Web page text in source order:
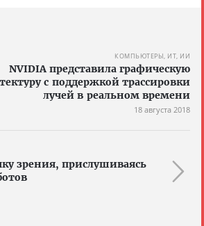
КОМПЬЮТЕРЫ, ИТ, ИИ
NVIDIA представила графическую
с поддержкой трассировки
лучей в реальном времени
18 августа 2018
зрения, прислушиваясь